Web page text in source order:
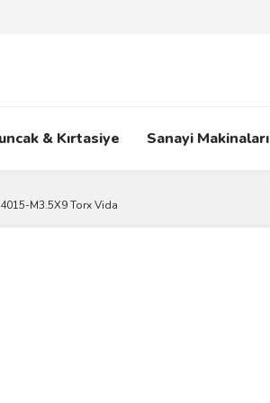
& Kırtasiye Sanayi Makinaları
M3.5X9 Torx Vida